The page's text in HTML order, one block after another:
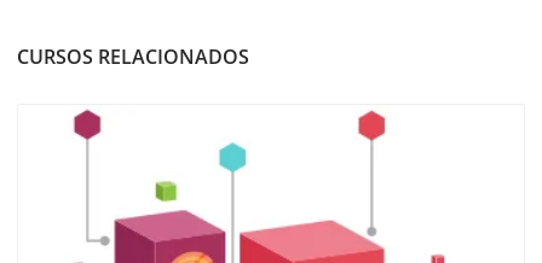
CURSOS RELACIONADOS